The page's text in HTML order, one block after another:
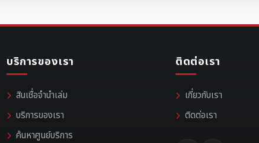
บริการของเรา
สินเชื่อจำนำเล่ม
บริการของเรา
ค้นหาศูนย์บริการ
ติดต่อเรา
เกี่ยวกับเรา
ติดต่อเรา